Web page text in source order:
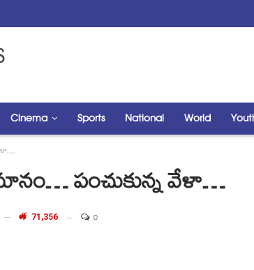
Cinema Sports National World
పంచుకున్న వేళా…
71,356 0